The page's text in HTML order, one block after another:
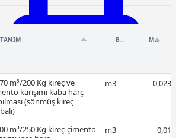
TANIM BIRIM MIKTAR
m³/200 Kg kireç ve
karışımı kaba harç
(sönmüş kireç
m3 0,023
m³/250 Kg kireç-çimento
m3 0,01